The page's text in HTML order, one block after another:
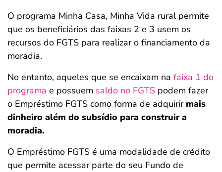
O programa Minha Casa, Minha Vida rural permite
que os beneficiários das faixas 2 e 3 usem os
recursos do FGTS para realizar o financiamento da
moradia.
No entanto, aqueles que se encaixam na faixa 1 do
programa e possuem saldo no FGTS podem fazer
o Empréstimo FGTS como forma de adquirir mais
dinheiro além do subsídio para construir a
moradia.
O Empréstimo FGTS é uma modalidade de crédito
que permite acessar parte do seu Fundo de